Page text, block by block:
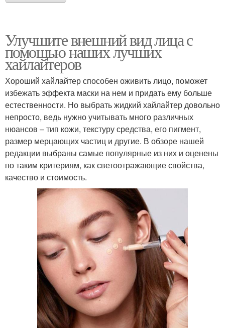
Улучшите внешний вид лица с
помощью наших лучших
хайлайтеров
Хороший хайлайтер способен оживить лицо, поможет
избежать эффекта маски на нем и придать ему больше
естественности. Но выбрать жидкий хайлайтер довольно
непросто, ведь нужно учитывать много различных
нюансов – тип кожи, текстуру средства, его пигмент,
размер мерцающих частиц и другие. В обзоре нашей
редакции выбраны самые популярные из них и оценены
по таким критериям, как светоотражающие свойства,
качество и стоимость.